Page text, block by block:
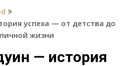
успеха — от детства до
жизни
— история